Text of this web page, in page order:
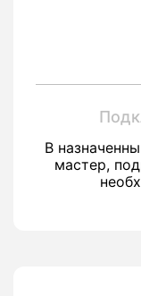
В
мастер,